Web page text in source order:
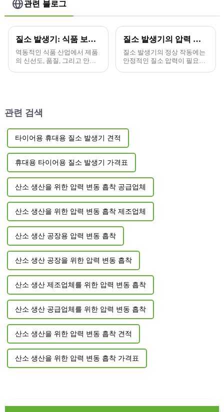
관련 블로그
질소 발생기: 식품 보존의 판도를 바꾸는 제품
역동적인 식품 산업에서 제품
의 신선도, 품질, 그리고 안전
질소 발생기의 압력 모니터링 및 유지 관리의 중요성
질소 발생기의 정상 작동에는
안정적인 질소 압력이 필요하
관련 검색
타이어용 휴대용 질소 발생기 견적
휴대용 타이어용 질소 발생기 가격표
산소 생산을 위한 압력 변동 흡착 공급업체
산소 생산을 위한 압력 변동 흡착 제조업체
산소 생산 공장용 압력 변동 흡착
산소 생산 공장을 위한 압력 변동 흡착
산소 생산 제조업체를 위한 압력 변동 흡착
산소 생산 공급업체를 위한 압력 변동 흡착
산소 생산을 위한 압력 변동 흡착 견적
산소 생산을 위한 압력 변동 흡착 가격표